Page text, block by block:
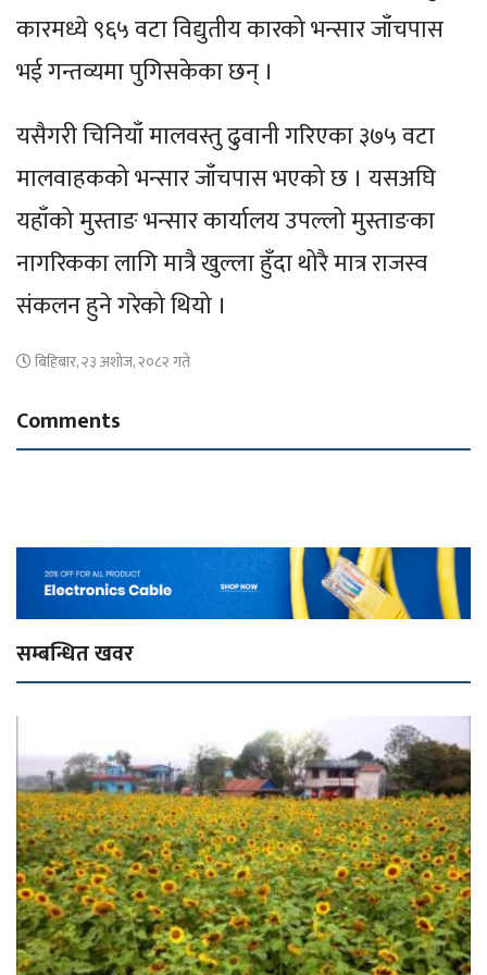
कारमध्ये ९६५ वटा विद्युतीय कारको भन्सार जाँचपास
भई गन्तव्यमा पुगिसकेका छन् ।
यसैगरी चिनियाँ मालवस्तु ढुवानी गरिएका ३७५ वटा
मालवाहकको भन्सार जाँचपास भएको छ । यसअघि
यहाँको मुस्ताङ भन्सार कार्यालय उपल्लो मुस्ताङका
नागरिकका लागि मात्रै खुल्ला हुँदा थोरै मात्र राजस्व
संकलन हुने गरेको थियो ।
बिहिबार, २३ अशोज, २०८२ गते
Comments
सम्बन्धित खवर